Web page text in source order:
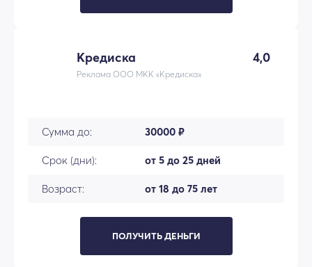
Кредиска 4,0
Реклама ООО МКК «Кредиска»
Сумма до: 30000 ₽
Срок (дни): от 5 до 25 дней
Возраст: от 18 до 75 лет
ПОЛУЧИТЬ ДЕНЬГИ